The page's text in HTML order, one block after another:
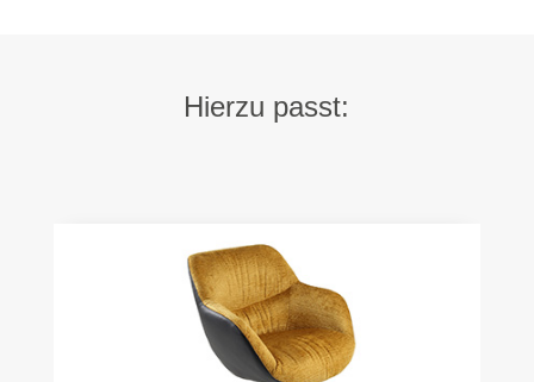
Hierzu passt: